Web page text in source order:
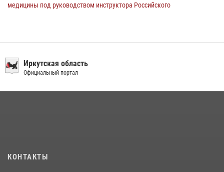
медицины под руководством инструктора Российского
антитеррористической защищенности для полицейских из Иркутска
14 июля 2026, 08:29
пенсионерку, страдающую потерей памяти
Иркутская область
Официальный портал
КОНТАКТЫ